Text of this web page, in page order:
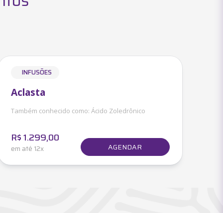
INFUSÕES
Aclasta
Também conhecido como: Ácido Zoledrônico
R$1.299,00
em até 12x AGENDAR